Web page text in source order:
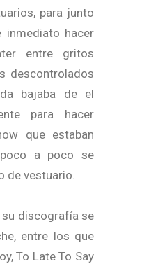
para junto
hacer
entre gritos
descontrolados
bajaba de el
para hacer
que estaban
a poco se
de vestuario.
discografía se
entre los que
To Late To Say